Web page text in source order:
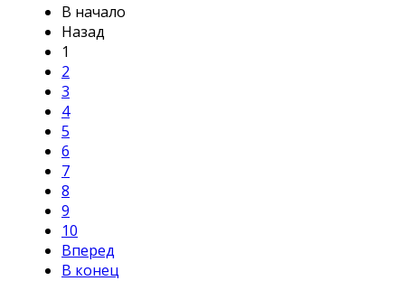
В начало
Назад
1
2
3
4
5
6
7
8
9
10
Вперед
В конец